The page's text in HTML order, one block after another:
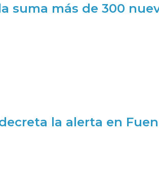
suma más de 300
la alerta en